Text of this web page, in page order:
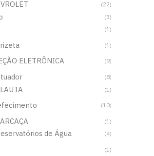
(22)
(3)
(1)
(1)
ELETRÔNICA (9)
(8)
(1)
(10)
(1)
de Água (4)
(1)